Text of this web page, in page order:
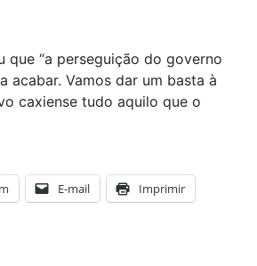
“a perseguição do governo
acabar. Vamos dar um basta à
caxiense tudo aquilo que o
E-mail Imprimir